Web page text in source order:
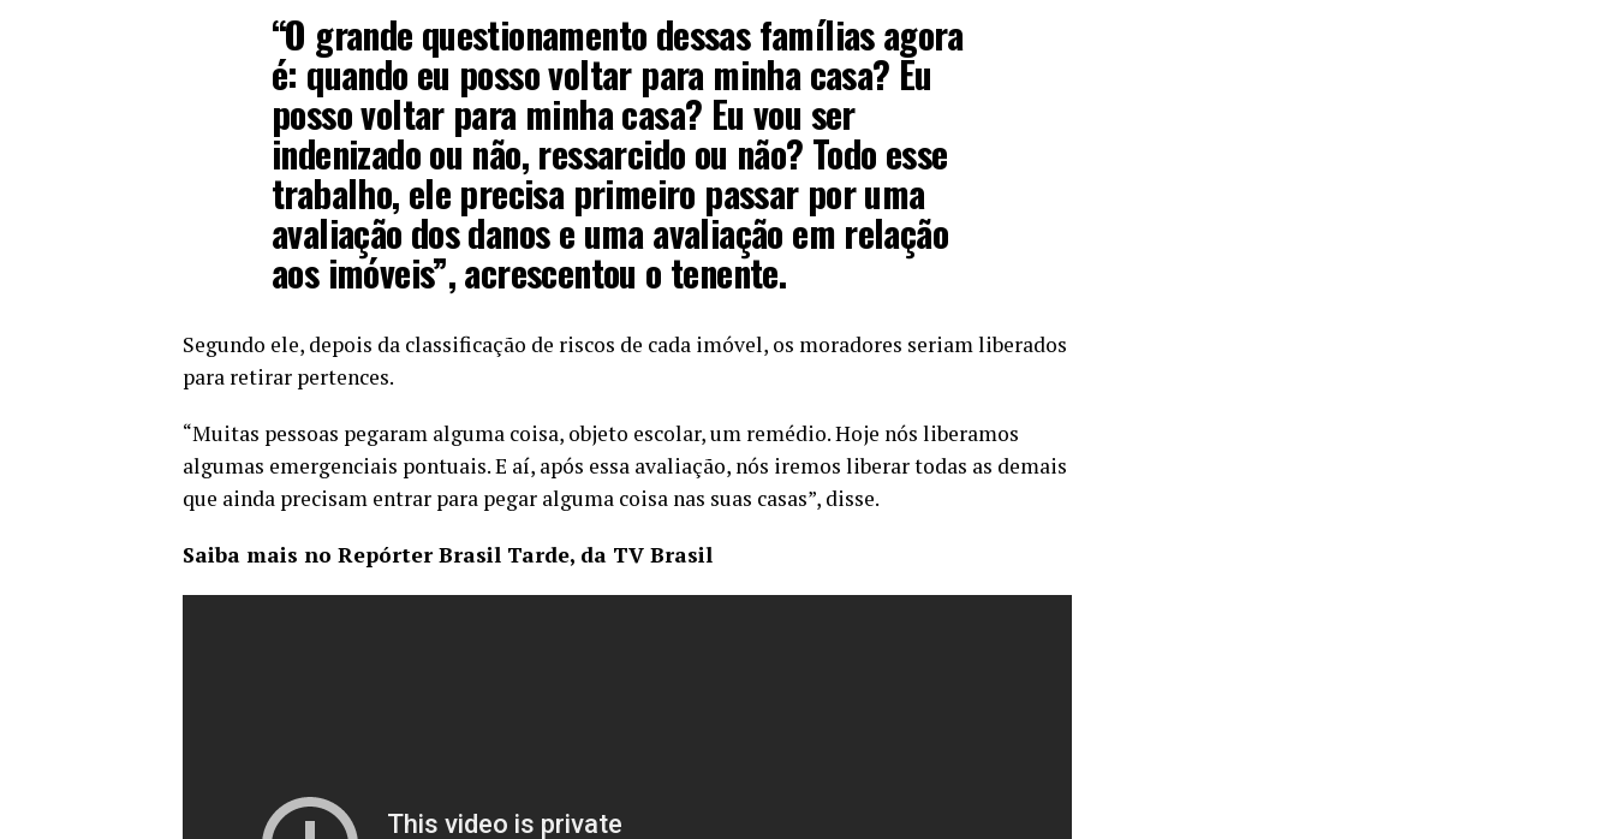
“O grande questionamento dessas famílias agora
é: quando eu posso voltar para minha casa? Eu
posso voltar para minha casa? Eu vou ser
indenizado ou não, ressarcido ou não? Todo esse
trabalho, ele precisa primeiro passar por uma
avaliação dos danos e uma avaliação em relação
aos imóveis”, acrescentou o tenente.
Segundo ele, depois da classificação de riscos de cada imóvel, os moradores seriam liberados
para retirar pertences.
“Muitas pessoas pegaram alguma coisa, objeto escolar, um remédio. Hoje nós liberamos
algumas emergenciais pontuais. E aí, após essa avaliação, nós iremos liberar todas as demais
que ainda precisam entrar para pegar alguma coisa nas suas casas”, disse.
Saiba mais no Repórter Brasil Tarde, da TV Brasil